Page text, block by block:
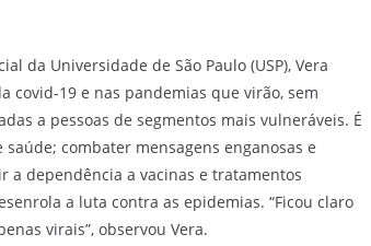
da Universidade de São Paulo (USP), Vera
covid-19 e nas pandemias que virão, sem
a pessoas de segmentos mais vulneráveis. É
combater mensagens enganosas e
a dependência a vacinas e tratamentos
a luta contra as epidemias. “Ficou claro
virais”, observou Vera.